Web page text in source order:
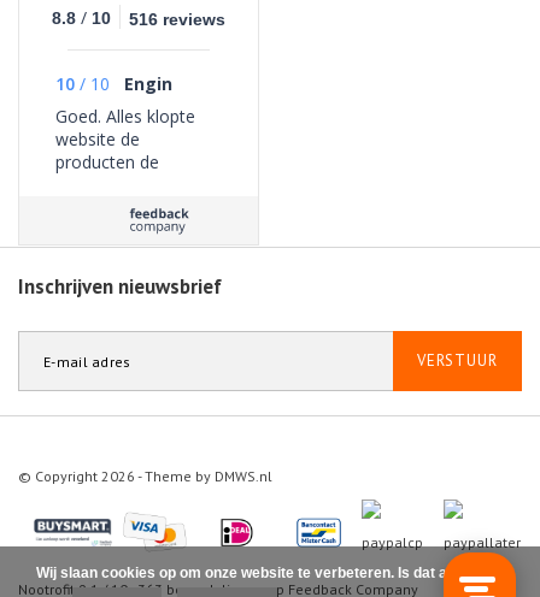
8.8 / 10 516 reviews
10 / 10
Engin
Goed. Alles klopte
website de
producten de
problemen ervaren.
Inschrijven nieuwsbrief
VERSTUUR
© Copyright 2026 - Theme by DMWS.nl
Nootrofit 9.1 / 10 363 beoordelingen op Feedback Company
Wij slaan cookies op om onze website te verbeteren. Is dat akkoord?